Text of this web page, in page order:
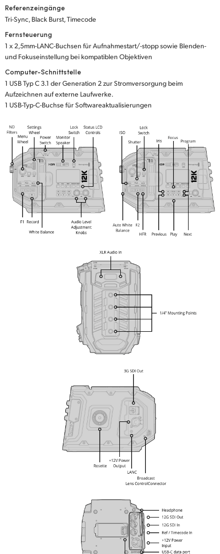
Referenzeingänge
Tri-Sync, Black Burst, Timecode
Fernsteuerung
1 x 2,5mm-LANC-Buchsen für Aufnahmestart/-stopp sowie Blenden-
und Fokuseinstellung bei kompatiblen Objektiven
Computer-Schnittstelle
1 USB Typ C 3.1 der Generation 2 zur Stromversorgung beim
Aufzeichnen auf externe Laufwerke.
1 USB-Typ-C-Buchse für Softwareaktualisierungen